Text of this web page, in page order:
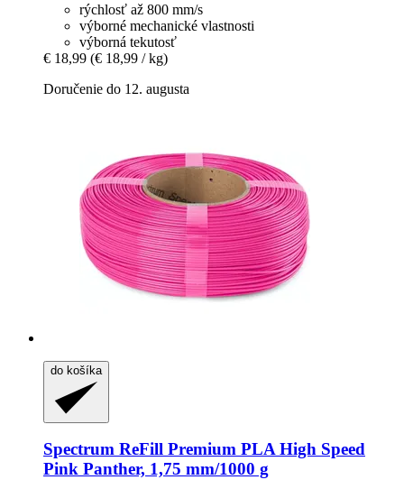
rýchlosť až 800 mm/s
výborné mechanické vlastnosti
výborná tekutosť
€ 18,99 (€ 18,99 / kg)
Doručenie do 12. augusta
do košíka
Spectrum ReFill Premium PLA High Speed
Pink Panther, 1,75 mm/1000 g